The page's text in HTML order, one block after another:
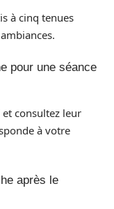
à cinq tenues
pour une séance
consultez leur
à votre
après le